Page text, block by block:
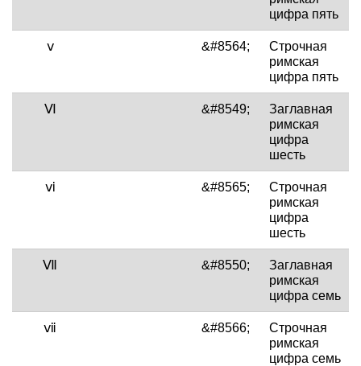
цифра пять
ⅴ &#8564;
Строчная
римская
цифра пять
Ⅵ &#8549;
Заглавная
римская
цифра
шесть
ⅵ &#8565;
Строчная
римская
цифра
шесть
Ⅶ &#8550;
Заглавная
римская
цифра семь
ⅶ &#8566;
Строчная
римская
цифра семь